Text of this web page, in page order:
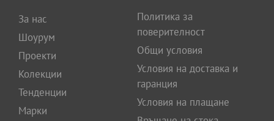
За нас
Шоурум
Проекти
Колекции
Тенденции
Марки
Политика за
поверителност
Общи условия
Условия на доставка и
гаранция
Условия на плащане